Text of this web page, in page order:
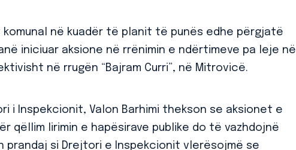
në kuadër të planit të punës edhe përgjatë
iniciuar aksione në rrënimin e ndërtimeve pa leje në
në rrugën “Bajram Curri”, në Mitrovicë.
i Inspekcionit, Valon Barhimi thekson se aksionet e
qëllim lirimin e hapësirave publike do të vazhdojnë
prandaj si Drejtori e Inspekcionit vlerësojmë se